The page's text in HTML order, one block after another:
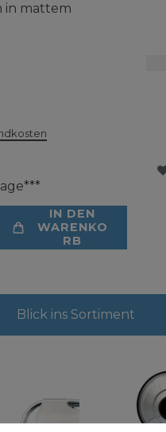
in mattem
IN DEN
WARENKO
RB
Blick ins Sortiment